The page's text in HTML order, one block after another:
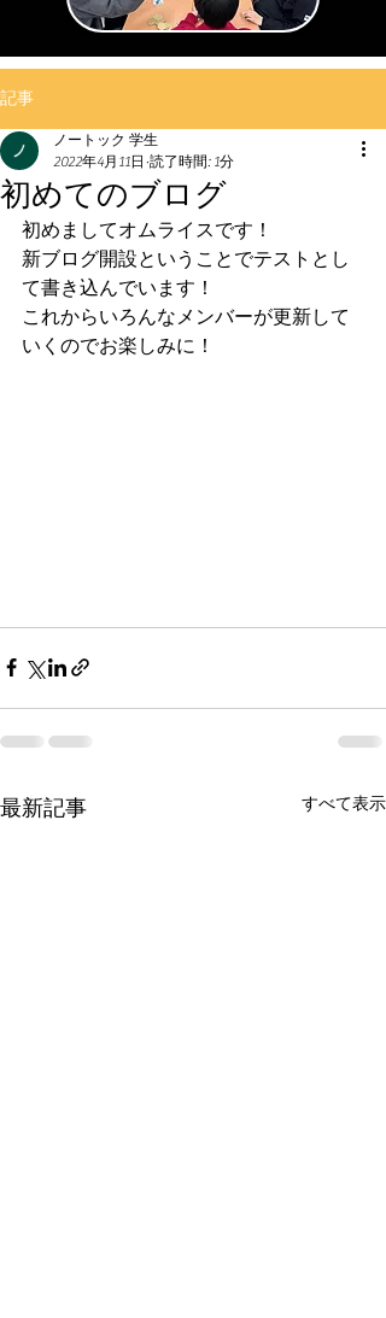
記事
初めてのブログ
ノートック 学生
2022年4月11日 読了時間: 1分
初めましてオムライスです！
新ブログ開設ということでテストとし
て書き込んでいます！
これからいろんなメンバーが更新して
いくのでお楽しみに！
最新記事 すべて表示